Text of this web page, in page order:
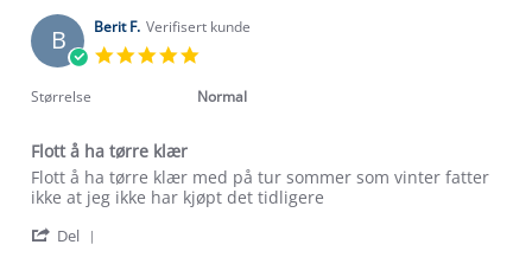
B Berit F. Verifisert kunde
rating
Størrelse Normal
Flott å ha tørre klær
Review
by
F.
review
stating
å
Flott å ha tørre klær med på tur sommer som vinter fatter
ikke at jeg ikke har kjøpt det tidligere
Del